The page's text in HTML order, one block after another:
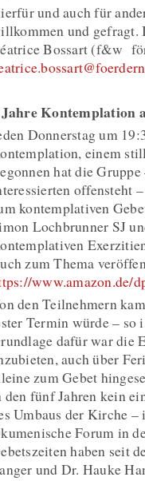
und auch für
und gefragt.
Bossart (f&w
Donnerstag um
einem
hat die
offensteht
kontemplativen
Lochbrunner SJ
zum Thema
www.amazon.de/
den Teilnehmern
Termin würde – so
dafür war die
auch über
zum Gebet
den fünf Jahren kein
Umbaus der Kirche
Forum in
haben seit
und Dr. Hauke